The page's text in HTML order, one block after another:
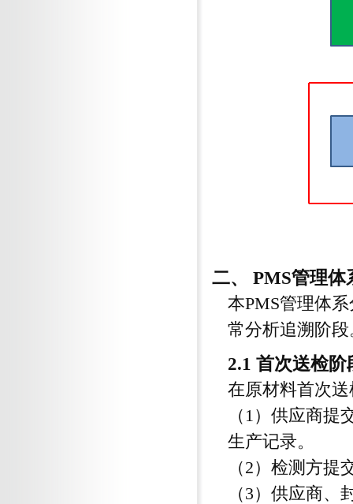
二、 PMS管理体
本PMS管理体
常分析追溯阶
2.1 首次送检阶
在原材料首次
（1）供应商
生产记录。
（2）检测方
（3）供应商